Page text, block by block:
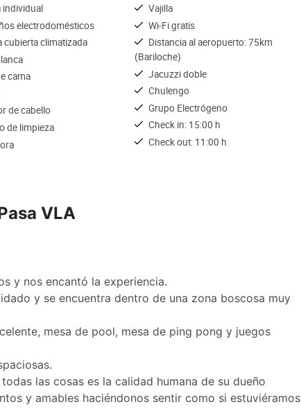
individual
electrodomésticos
cubierta climatizada
cama
de cabello
de limpieza
Vajilla
Wi-Fi gratis
Distancia al aeropuerto: 75km
(Bariloche)
Jacuzzi doble
Chulengo
Grupo Electrógeno
Check in: 15:00 h
Check out: 11:00 h
VLA
y nos encantó la experiencia.
y se encuentra dentro de una zona boscosa muy
mesa de pool, mesa de ping pong y juegos
las cosas es la calidad humana de su dueño
y amables haciéndonos sentir como si estuviéramos